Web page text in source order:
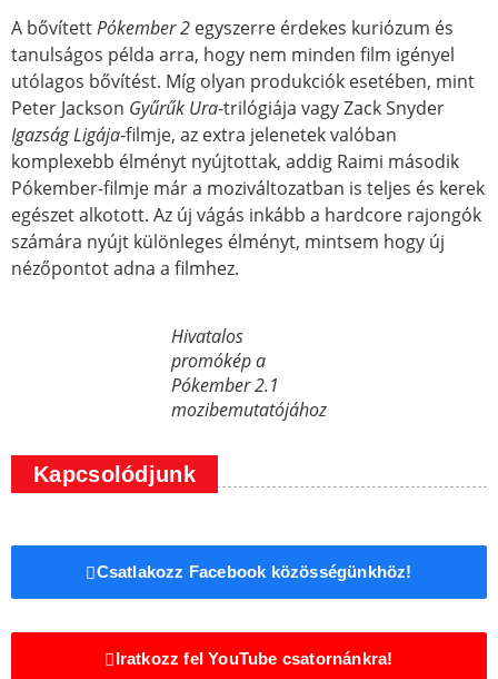
A bővítettPókember 2 egyszerre érdekes kuriózum és
tanulságos példa arra, hogy nem minden film igényel
utólagos bővítést. Míg olyan produkciók esetében, mint
Peter Jackson Gyűrűk Ura-trilógiája vagy Zack Snyder
Igazság Ligája-filmje, az extra jelenetek valóban
komplexebb élményt nyújtottak, addig Raimi második
Pókember-filmje már a moziváltozatban is teljes és kerek
egészet alkotott. Az új vágás inkább a hardcore rajongók
számára nyújt különleges élményt, mintsem hogy új
nézőpontot adna a filmhez.
Hivatalos
promókép a
Pókember 2.1
mozibemutatójához
Kapcsolódjunk
Csatlakozz Facebook közösségünkhöz!
Iratkozz fel YouTube csatornánkra!